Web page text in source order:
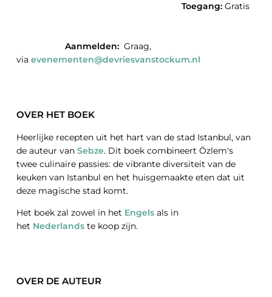
Toegang:Gratis
Aanmelden:Graag,
via evenementen@devriesvanstockum.nl
OVER HET BOEK
Heerlijke recepten uit het hart van de stad Istanbul, van
de auteur van Sebze. Dit boek combineert Özlem's
twee culinaire passies: de vibrante diversiteit van de
keuken van Istanbul en het huisgemaakte eten dat uit
deze magische stad komt.
Het boek zal zowel in het Engelsals in
het Nederlandste koop zijn.
OVER DE AUTEUR